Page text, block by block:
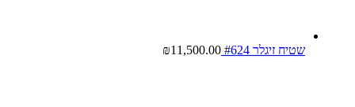
שטיח זיגלר #624 ₪11,500.00